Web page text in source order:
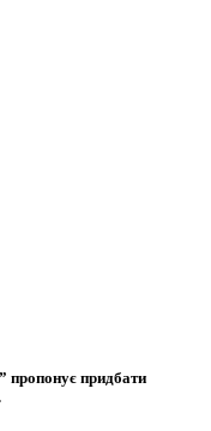
пропонує придбати